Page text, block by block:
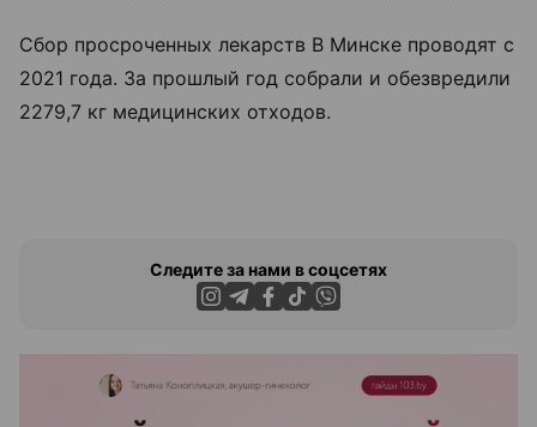
Сбор просроченных лекарств В Минске проводят с
2021 года. За прошлый год собрали и обезвредили
2279,7 кг медицинских отходов.
Следите за нами в соцсетях